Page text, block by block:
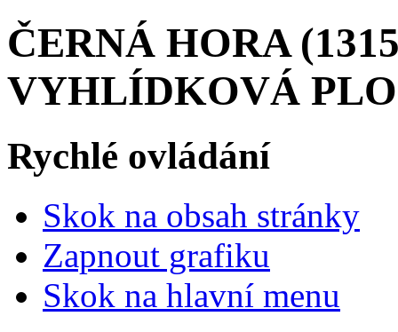
ČERNÁ HORA
VYHLÍDKOVÁ
Rychlé ovládání
Skok na obsah stránky
Zapnout grafiku
Skok na hlavní menu